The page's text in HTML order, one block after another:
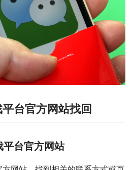
台官方网站找回
平台官方网站